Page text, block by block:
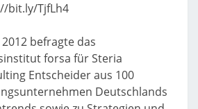
bit.ly/TjfLh4
befragte das
forsa für Steria
Entscheider aus 100
Deutschlands